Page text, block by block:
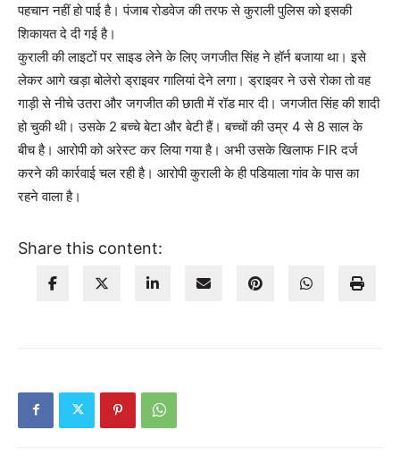
पहचान नहीं हो पाई है। पंजाब रोडवेज की तरफ से कुराली पुलिस को इसकी
शिकायत दे दी गई है।
कुराली की लाइटों पर साइड लेने के लिए जगजीत सिंह ने हॉर्न बजाया था। इसे
लेकर आगे खड़ा बोलेरो ड्राइवर गालियां देने लगा। ड्राइवर ने उसे रोका तो वह
गाड़ी से नीचे उतरा और जगजीत की छाती में रॉड मार दी। जगजीत सिंह की शादी
हो चुकी थी। उसके 2 बच्चे बेटा और बेटी हैं। बच्चों की उम्र 4 से 8 साल के
बीच है। आरोपी को अरेस्ट कर लिया गया है। अभी उसके खिलाफ FIR दर्ज
करने की कार्रवाई चल रही है। आरोपी कुराली के ही पडियाला गांव के पास का
रहने वाला है।
Share this content: